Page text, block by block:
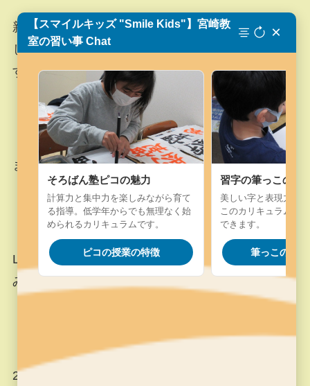
新学期になってたくさんのお友たちがお稽古をは
じめていますが、あと数人は受け入れが可能で
す。
まずは体験のお稽古からはじめてください。
LINE＠で @miyajuku と検索していただきお申し込
みください。
24時間受け付け可能です。
【スマイルキッズ "Smile Kids"】宮崎教
室の習い事 Chat
×
そろばん塾ピコの魅力
計算力と集中力を楽しみながら育て
る指導。低学年からでも無理なく始
められるカリキュラムです。
ピコの授業の特徴
習字の筆っこの魅
美しい字と表現力を
このカリキュラム。
できます。
筆っこの授